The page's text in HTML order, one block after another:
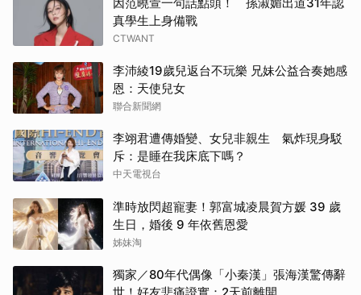
因范曉萱一句話點頭！ 孫淑媚出道31年認
真學生上身備戰
CTWANT
李沛綾19歲兒返台不玩樂 兄妹公益合奏她感
恩：天使兒女
聯合新聞網
李翊君遭傳婚變、女兒非親生 氣炸現身駁
斥：是睡在我床底下嗎？
中天電視台
準時放閃超寵妻！郭富城凌晨賀方媛 39 歲
生日，婚後 9 年依舊恩愛
姊妹淘
獨家／80年代偶像「小秦漢」張海漢驚傳辭